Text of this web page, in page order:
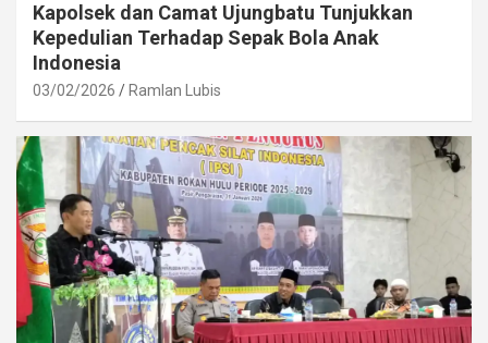
Kapolsek dan Camat Ujungbatu Tunjukkan
Kepedulian Terhadap Sepak Bola Anak
Indonesia
03/02/2026 Ramlan Lubis